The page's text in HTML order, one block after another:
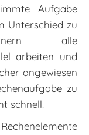
Aufgabe
Unterschied zu
alle
arbeiten und
angewiesen
zu
schnell.